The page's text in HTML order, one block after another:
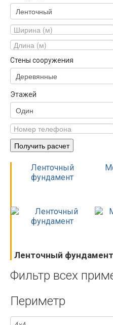
Стены сооружения
Этажей
Ленточный
фундамент
Ленточный фундамент
Фильтр всех
Периметр